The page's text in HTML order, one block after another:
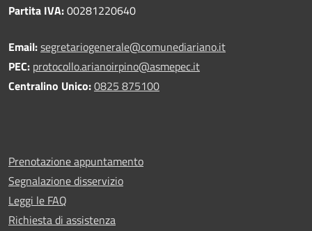
Partita IVA:00281220640
Email:segretariogenerale@comunediariano.it
PEC: protocollo.arianoirpino@asmepec.it
Centralino Unico:0825 875100
Prenotazione appuntamento
Segnalazione disservizio
Leggi le FAQ
Richiesta di assistenza